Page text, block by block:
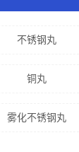
不锈钢丸
铜丸
雾化不锈钢丸